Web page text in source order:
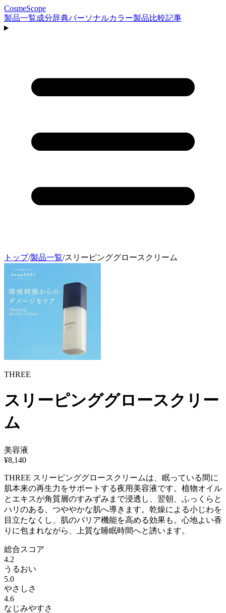
CosmeScope
製品一覧成分辞典パーソナルカラー製品比較記事
トップ/製品一覧/スリーピンググロースクリーム
THREE
スリーピンググロースクリー
ム
美容液
¥8,140
THREE スリーピンググロースクリームは、眠っている間に
肌本来の再生力をサポートする夜用美容液です。植物オイル
とエキスが角質層のすみずみまで浸透し、翌朝、ふっくらと
ハリのある、つややかな肌へ導きます。乾燥による小じわを
目立たなくし、肌のバリア機能を高める効果も。心地よい香
りに包まれながら、上質な睡眠時間へと誘います。
総合スコア
4.2
うるおい
5.0
やさしさ
4.6
なじみやすさ